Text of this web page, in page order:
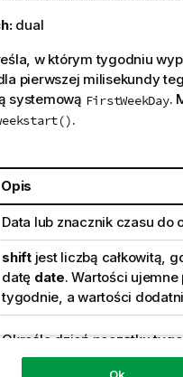
dual
w którym tygodniu
pierwszej milisekundy
systemową FirstWeekDay.
.
Opis
Data lub znacznik czasu do
shiftjest liczbą całkowitą,
datę date. Wartości
tygodnie, a wartości
Określa dzień początku
pominięty, wówczas